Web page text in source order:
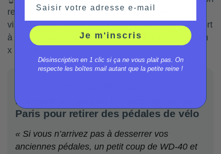
retrouve sur des anciens vélos et certains BMX
vintage. Si vous avez un vieux biclou, il y a donc fort
à parier qu’il s’agit d’un filetage standard de 14 mm
x 1,25 mm.
membre du réseau Roulez Jeunesse à
Paris pour retirer des pédales de vélo
« Si vous n’arrivez pas à desserrer vos
anciennes pédales, un petit coup de WD-40 et
Je m'inscris
Désinscription en 1 clic si ça ne vous plait pas. On
respecte les boîtes mail autant que la petite reine !